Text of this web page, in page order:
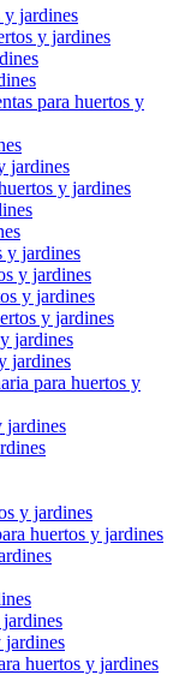
y jardines
y jardines
para huertos y
jardines
y jardines
y jardines
y jardines
y jardines
y jardines
jardines
jardines
para huertos y
jardines
y jardines
huertos y jardines
jardines
huertos y jardines